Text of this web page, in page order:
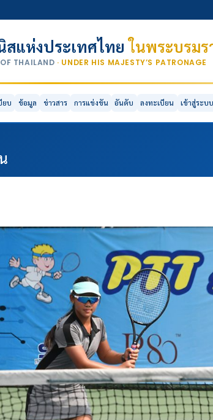
แห่งประเทศไทยในพระบรม
THAILAND · UNDER HIS MAJESTY’S PATRONAGE
ยบ ข้อมูล ข่าวสาร การแข่งขัน อันดับ ลงทะเบียน เข้าสู่ระบบ